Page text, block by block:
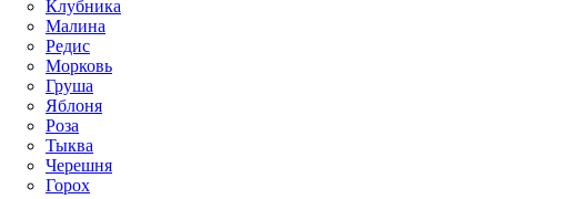
Клубника
Малина
Редис
Морковь
Груша
Яблоня
Роза
Тыква
Черешня
Горох